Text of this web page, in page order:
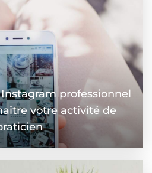
professionnel
votre activité de